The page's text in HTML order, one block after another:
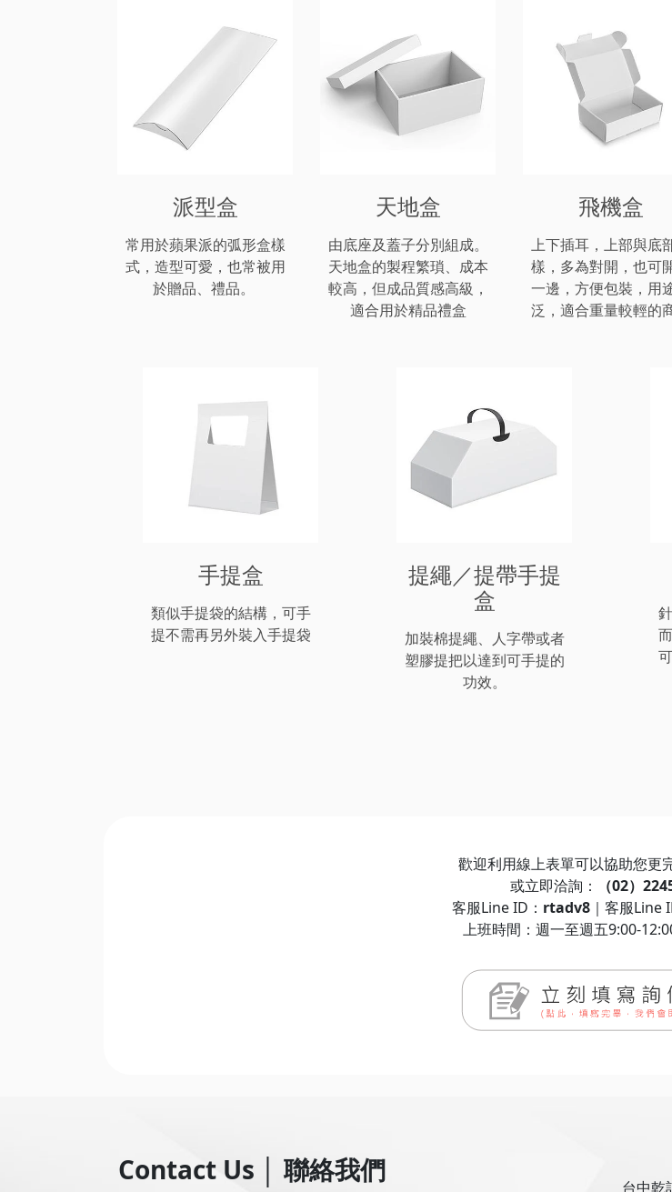
派型盒
常用於蘋果派的弧形盒樣
式，造型可愛，也常被用
於贈品、禮品。
天地盒
由底座及蓋子分別組成。
天地盒的製程繁瑣、成本
較高，但成品質感高級，
適合用於精品禮盒
飛機盒
上下插耳，上部與底
樣，多為對開，也可
一邊，方便包裝，用
泛，適合重量較輕的
手提盒
類似手提袋的結構，可手
提不需再另外裝入手提袋
提繩／提帶手提
盒
加裝棉提繩、人字帶或者
塑膠提把以達到可手提的
功效。
歡迎利用線上表單可以協助您更
或立即洽詢：
（02）
客服Line ID： rtadv8｜客服Line
上班時間：週一至週五9:00-
Contact Us │聯絡我們
台中乾